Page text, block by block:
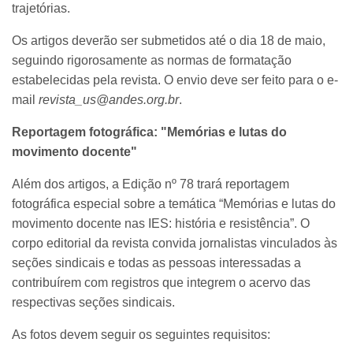
trajetórias.
Os artigos deverão ser submetidos até o dia 18 de maio,
seguindo rigorosamente as normas de formatação
estabelecidas pela revista. O envio deve ser feito para o e-
mail revista_us@andes.org.br.
Reportagem fotográfica: "Memórias e lutas do
movimento docente"
Além dos artigos, a Edição nº 78 trará reportagem
fotográfica especial sobre a temática “Memórias e lutas do
movimento docente nas IES: história e resistência”. O
corpo editorial da revista convida jornalistas vinculados às
seções sindicais e todas as pessoas interessadas a
contribuírem com registros que integrem o acervo das
respectivas seções sindicais.
As fotos devem seguir os seguintes requisitos: